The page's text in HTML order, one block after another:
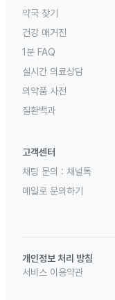
약국 찾기
건강 매거진
1분 FAQ
실시간 의료상담
의약품 사전
질환백과
고객센터
채팅 문의 : 채널톡
메일로 문의하기
개인정보 처리 방침
서비스 이용약관